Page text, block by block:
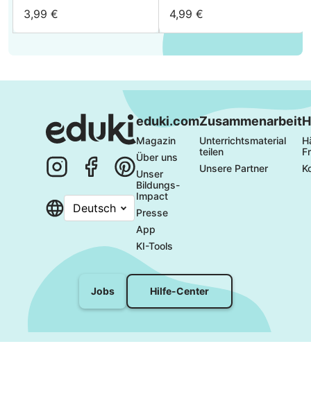
(avoir, être, aller,
faire)
3,99 €
Rentrée (Stop & Swap)
4,99 €
Deutsch
eduki.com
Magazin
Über uns
Unser
Bildungs-
Impact
Presse
App
KI-Tools
Zusammenarbeit
Unterrichtsmaterial
teilen
Unsere Partner
Jobs Hilfe-Center